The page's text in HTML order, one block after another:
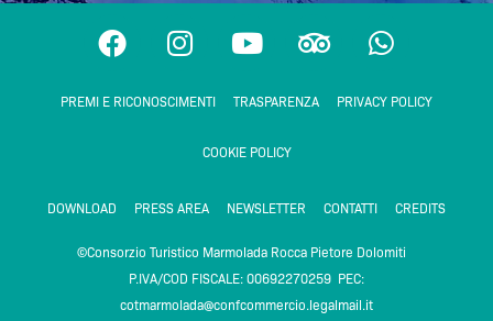
F
a
e
o
I
n
t
r
m
Y
o
t
u
e
T
r
p
v
s
o
r
W
h
t
p
PREMI E RICONOSCIMENTI TRASPARENZA PRIVACY POLICY
COOKIE POLICY
DOWNLOAD PRESS AREA NEWSLETTER CONTATTI CREDITS
©Consorzio Turistico Marmolada Rocca Pietore Dolomiti
P.IVA/COD FISCALE: 00692270259 PEC:
cotmarmolada@confcommercio.legalmail.it